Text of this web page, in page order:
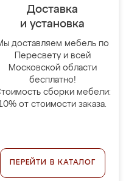
Доставка
и установка
доставляем мебель по
Пересвету и всей
Московской области
бесплатно!
сборки мебели:
от стоимости заказа.
ПЕРЕЙТИ В КАТАЛОГ